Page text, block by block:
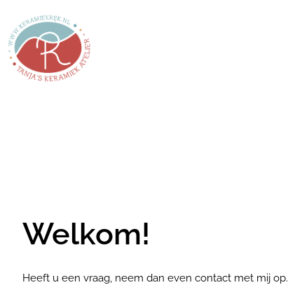
naar
de
inhoud
Welkom!
Heeft u een vraag, neem dan even contact met mij op.